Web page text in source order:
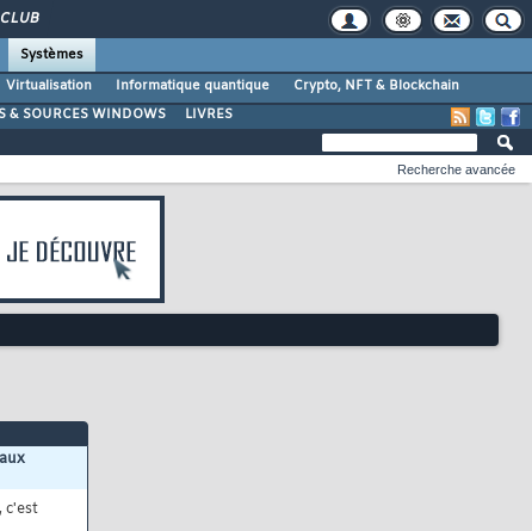
CLUB
Systèmes
Virtualisation Informatique quantique
Crypto, NFT & Blockchain
& SOURCES WINDOWS LIVRES
Recherche avancée
, c'est